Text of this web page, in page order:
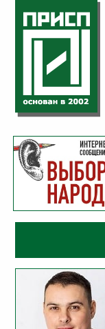
Категория:
Аналитика